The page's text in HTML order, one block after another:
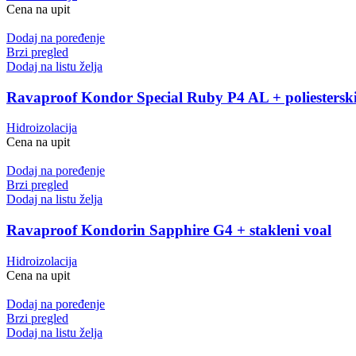
Cena na upit
Dodaj na poređenje
Brzi pregled
Dodaj na listu želja
Ravaproof Kondor Special Ruby P4 AL +
Hidroizolacija
Cena na upit
Dodaj na poređenje
Brzi pregled
Dodaj na listu želja
Ravaproof Kondorin Sapphire G4 + stakleni voal
Hidroizolacija
Cena na upit
Dodaj na poređenje
Brzi pregled
Dodaj na listu želja